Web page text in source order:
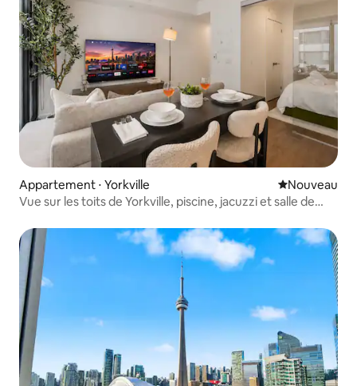
Appartement ⋅ Yorkville Nouvel
Nouveau
Vue sur les toits de Yorkville, piscine, jacuzzi et salle de